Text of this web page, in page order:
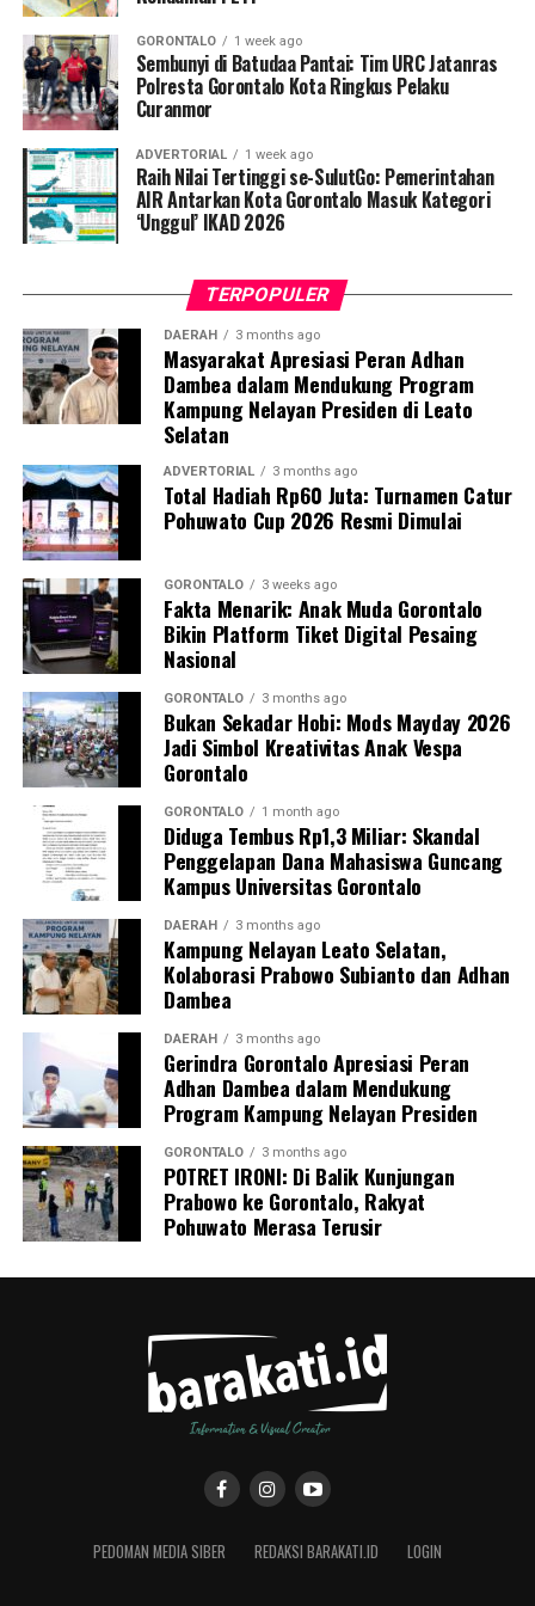
hingga tuntas, serta pengikisan stigma negatif terhadap
penyintas TBC di lingkungan warga.
“Literasi kesehatan warga adalah fondasi utama dalam
memutus rantai penularan TBC. Kami berupaya
menyampaikan edukasi yang persuasif dan mudah
dipahami agar warga tidak ragu melakukan pemeriksaan
apabila mengalami gejala batuk berkepanjangan,”
Selain skrining TBC, mahasiswa turut mendampingi
nakes Puskesmas Talaga Jaya dalam memberikan
pelayanan Cek Kesehatan Gratis (CKG), meliputi
pengukuran tekanan darah, cek kadar gula darah, dan
penapisan faktor risiko penyakit tidak menular (PTM)
sebagai upaya promotif-preventif.
Perwakilan DPL KKN-PK, Dr. dr. Vivien Novarina A.
Kasim, M.Kes., menegaskan bahwa keterlibatan
mahasiswa merupakan bentuk perwujudan Tri Dharma
Perguruan Tinggi dalam mengawal transformasi
layanan kesehatan primer.
“Kehadiran mahasiswa mempercepat jangkauan skema
active case findingTBC yang dicanangkan pemerintah.
Sinergi multisektor antara perguruan tinggi, dinas
kesehatan, puskesmas, dan pemerintah desa seperti
inilah yang menjadi kunci sukses pembentukan
masyarakat sadar sehat,” jelas Dr. Vivien.
Masyarakat Desa Luwoo menyambut antusias agenda
terpadu ini. Ratusan warga memanfaatkan layanan
pemeriksaan kesehatan gratis sekaligus berkonsultasi
mengenai pola hidup bersih dan sehat (PHBS)
pencegahan tuberkulosis.
GORONTALO 1 week ago
Sembunyi di Batudaa Pantai: Tim URC Jatanras
Polresta Gorontalo Kota Ringkus Pelaku
Curanmor
ADVERTORIAL 1 week ago
Raih Nilai Tertinggi se-SulutGo: Pemerintahan
AIR Antarkan Kota Gorontalo Masuk Kategori
‘Unggul’ IKAD 2026
TERPOPULER
DAERAH 3 months ago
Masyarakat Apresiasi Peran Adhan
Dambea dalam Mendukung Program
Kampung Nelayan Presiden di Leato
Selatan
ADVERTORIAL 3 months ago
Total Hadiah Rp60 Juta: Turnamen Catur
Pohuwato Cup 2026 Resmi Dimulai
GORONTALO 3 weeks ago
Fakta Menarik: Anak Muda Gorontalo
Bikin Platform Tiket Digital Pesaing
Nasional
GORONTALO 3 months ago
Bukan Sekadar Hobi: Mods Mayday 2026
Jadi Simbol Kreativitas Anak Vespa
Gorontalo
GORONTALO 1 month ago
Diduga Tembus Rp1,3 Miliar: Skandal
Penggelapan Dana Mahasiswa Guncang
Kampus Universitas Gorontalo
DAERAH 3 months ago
Kampung Nelayan Leato Selatan,
Kolaborasi Prabowo Subianto dan Adhan
Dambea
DAERAH 3 months ago
Gerindra Gorontalo Apresiasi Peran
Adhan Dambea dalam Mendukung
Program Kampung Nelayan Presiden
GORONTALO 3 months ago
POTRET IRONI: Di Balik Kunjungan
Prabowo ke Gorontalo, Rakyat
Pohuwato Merasa Terusir
PEDOMAN MEDIA SIBER REDAKSI BARAKATI.ID LOGIN